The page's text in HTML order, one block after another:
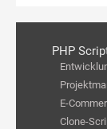
PHP
E-
Clone-